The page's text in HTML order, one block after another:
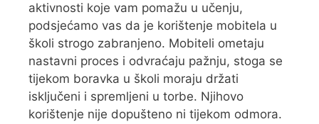
aktivnosti koje vam pomažu u učenju,
podsjećamo vas da je korištenje mobitela u
školi strogo zabranjeno. Mobiteli ometaju
nastavni proces i odvraćaju pažnju, stoga se
tijekom boravka u školi moraju držati
isključeni i spremljeni u torbe. Njihovo
korištenje nije dopušteno ni tijekom odmora.